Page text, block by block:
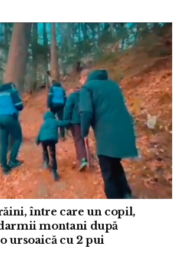
între care un copil,
montani după
ursoaică cu 2 pui